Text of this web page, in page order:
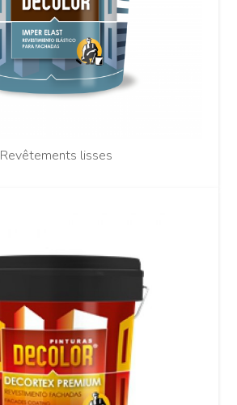
Revêtements lisses